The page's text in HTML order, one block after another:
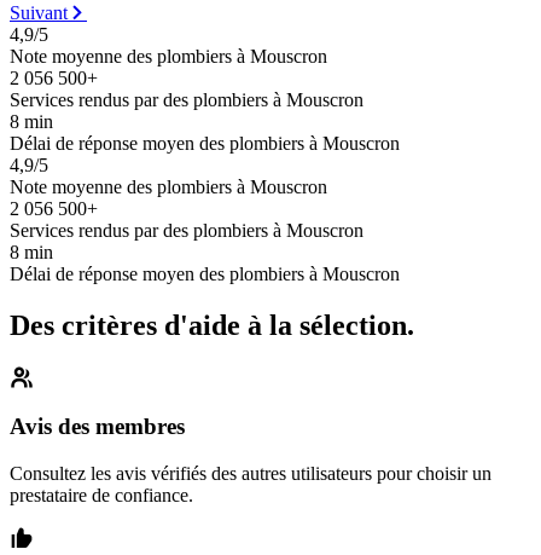
Suivant
4,9/5
Note moyenne des plombiers à Mouscron
2 056 500+
Services rendus par des plombiers à Mouscron
8 min
Délai de réponse moyen des plombiers à Mouscron
4,9/5
Note moyenne des plombiers à Mouscron
2 056 500+
Services rendus par des plombiers à Mouscron
8 min
Délai de réponse moyen des plombiers à Mouscron
Des critères d'aide à la sélection.
Avis des membres
Consultez les avis vérifiés des autres utilisateurs pour choisir un
prestataire de confiance.